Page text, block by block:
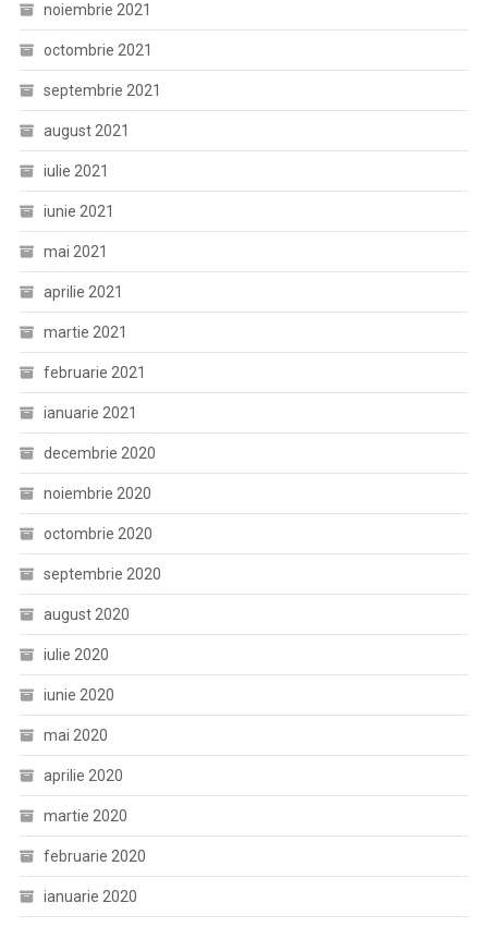
noiembrie 2021
octombrie 2021
septembrie 2021
august 2021
iulie 2021
iunie 2021
mai 2021
aprilie 2021
martie 2021
februarie 2021
ianuarie 2021
decembrie 2020
noiembrie 2020
octombrie 2020
septembrie 2020
august 2020
iulie 2020
iunie 2020
mai 2020
aprilie 2020
martie 2020
februarie 2020
ianuarie 2020